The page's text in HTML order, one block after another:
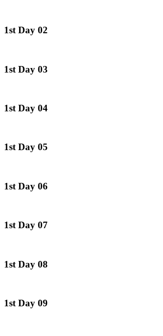
1st Day 02
1st Day 03
1st Day 04
1st Day 05
1st Day 06
1st Day 07
1st Day 08
1st Day 09